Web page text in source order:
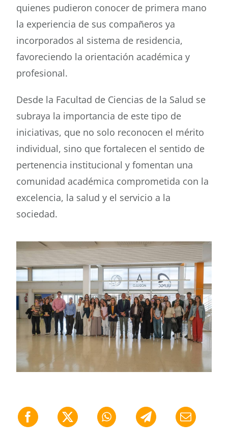
quienes pudieron conocer de primera mano
la experiencia de sus compañeros ya
incorporados al sistema de residencia,
favoreciendo la orientación académica y
profesional.
Desde la Facultad de Ciencias de la Salud se
subraya la importancia de este tipo de
iniciativas, que no solo reconocen el mérito
individual, sino que fortalecen el sentido de
pertenencia institucional y fomentan una
comunidad académica comprometida con la
excelencia, la salud y el servicio a la
sociedad.